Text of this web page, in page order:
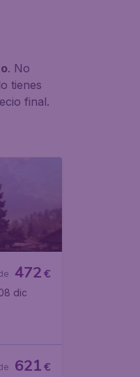
. No
tienes
final.
€
472
dic
€
621